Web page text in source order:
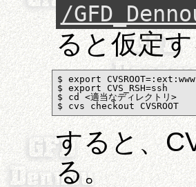
/
ると仮定
$ export
$ export CVS_RSH=ssh
$ cd <適当なディレクトリ>
$ cvs checkout CVSROOT
すると、
る。